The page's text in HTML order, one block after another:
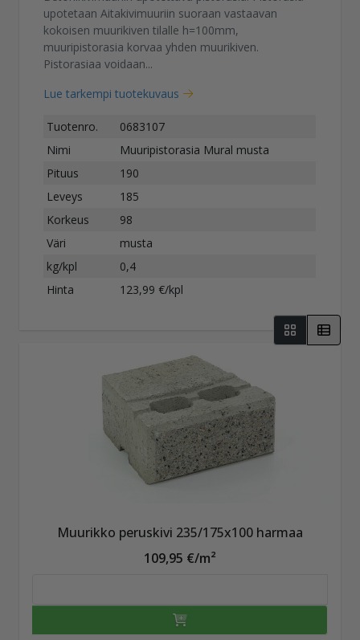
upotetaan Aitakivimuuriin suoraan vastaavan
kokoisen muurikiven tilalle h=100mm,
muuripistorasia korvaa yhden muurikiven.
Pistorasiaa voidaan...
Lue tarkempi tuotekuvaus
Tuotenro.
0683107
Nimi
Muuripistorasia Mural musta
Pituus
190
Leveys
185
Korkeus
98
Väri
musta
kg/kpl
0,4
Hinta
123,99 €/kpl
Muurikko peruskivi 235/175x100 harmaa
109,95 €/m²